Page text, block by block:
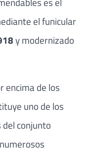
el funicular
y modernizado
encima de los
uno de los
conjunto